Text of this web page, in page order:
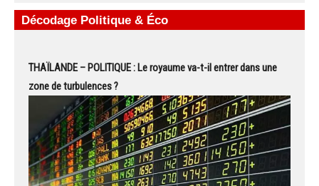
Décodage Politique & Éco
THAÏLANDE – POLITIQUE : Le royaume va-t-il entrer dans une
zone de turbulences ?